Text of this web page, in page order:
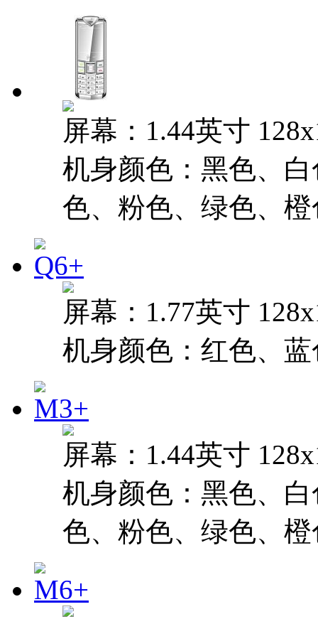
屏幕：1.44英寸
机身颜色：黑色、
色、粉色、绿色、橙
屏幕：1.77英寸
机身颜色：红色、
屏幕：1.44英寸
机身颜色：黑色、
色、粉色、绿色、橙